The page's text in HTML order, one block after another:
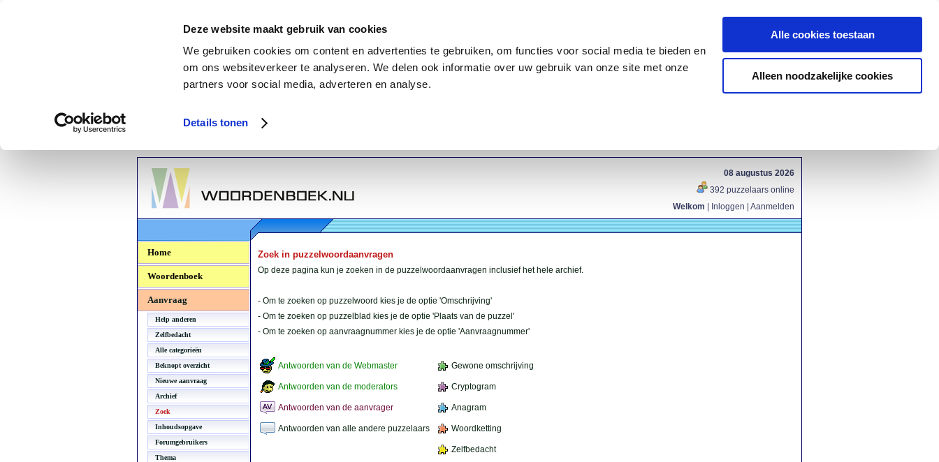
Deze website maakt gebruik van cookies
We gebruiken cookies om content en advertenties te gebruiken, om functies voor social media te bieden en
om ons websiteverkeer te analyseren. We delen ook informatie over uw gebruik van onze site met onze
partners voor social media, adverteren en analyse.
Details tonen
Alle cookies toestaan
Alleen noodzakelijke cookies
Woordenboek.NU
08 augustus 2026
392 puzzelaars online
Welkom
Inloggen Aanmelden
Home
Woordenboek
Aanvraag
Help anderen
Zelfbedacht
Alle categorieën
Beknopt overzicht
Nieuwe aanvraag
Archief
Zoek
Inhoudsopgave
Forumgebruikers
Thema
Zoek in puzzelwoordaanvragen
Op deze pagina kun je zoeken in de puzzelwoordaanvragen inclusief het hele archief.
- Om te zoeken op puzzelwoord kies je de optie 'Omschrijving'
- Om te zoeken op puzzelblad kies je de optie 'Plaats van de puzzel'
- Om te zoeken op aanvraagnummer kies je de optie 'Aanvraagnummer'
Antwoorden van de Webmaster Gewone omschrijving
Antwoorden van de moderators Cryptogram
Antwoorden van de aanvrager Anagram
Antwoorden van alle andere puzzelaars Woordketting
Zelfbedacht